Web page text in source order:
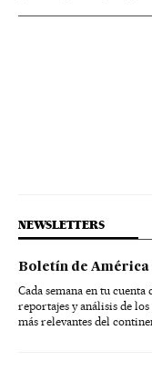
NEWSLETTERS
Boletín de América
Cada semana en tu
reportajes y análisis de
más relevantes del